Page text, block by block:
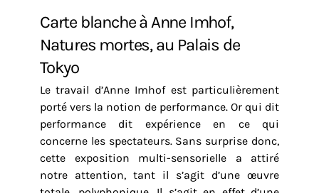
Carte blanche à Anne Imhof,
Natures mortes, au Palais de
Tokyo
Le travail d’Anne Imhof est particulièrement
porté vers la notion de performance. Or qui dit
performance dit expérience en ce qui
concerne les spectateurs. Sans surprise donc,
cette exposition multi-sensorielle a attiré
notre attention, tant il s’agit d’une œuvre